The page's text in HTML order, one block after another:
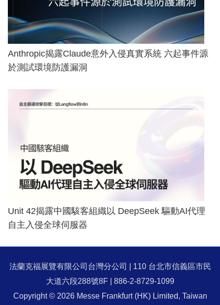
Anthropic揭露Claude意外入侵真實系統 六起事件源
於測試環境防護漏洞
Unit 42揭露中國駭客組織以 DeepSeek 驅動AI代理
自主入侵全球伺服器
法蘭克福展覽有限公司台灣分公司 | 110 台北市信義區市民
大道六段288號8F | 886-2-8729-1099
Copyright © 2026 Messe Frankfurt (HK) Limited, Taiwan